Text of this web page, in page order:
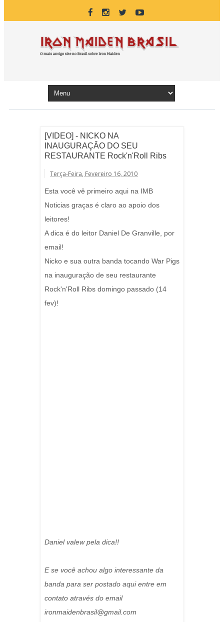
[VIDEO] - NICKO NA
INAUGURAÇÂO DO SEU
RESTAURANTE Rock'n'Roll Ribs
Terça-Feira, Fevereiro 16, 2010
Esta você vê primeiro aqui na IMB
Noticias graças é claro ao apoio dos
leitores!
A dica é do leitor Daniel De Granville, por
email!
Nicko e sua outra banda tocando War Pigs
na inauguração de seu restaurante
Rock'n'Roll Ribs domingo passado (14
fev)!
Daniel valew pela dica!!
E se você achou algo interessante da
banda para ser postado aqui entre em
contato através do email
ironmaidenbrasil@gmail.com